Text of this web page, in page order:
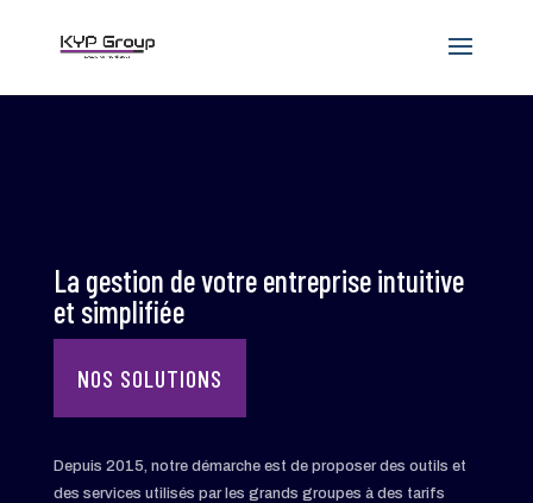
La gestion de votre entreprise intuitive
et simplifiée
NOS SOLUTIONS
Depuis 2015, notre démarche est de proposer des outils et
des services utilisés par les grands groupes à des tarifs